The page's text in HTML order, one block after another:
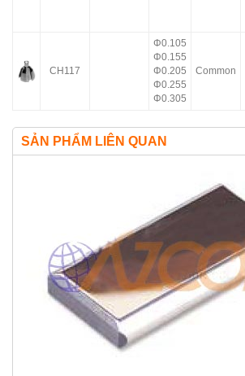
CH117
Φ0.105
Φ0.155
Φ0.205
Φ0.255
Φ0.305
Common
SẢN PHẨM LIÊN QUAN